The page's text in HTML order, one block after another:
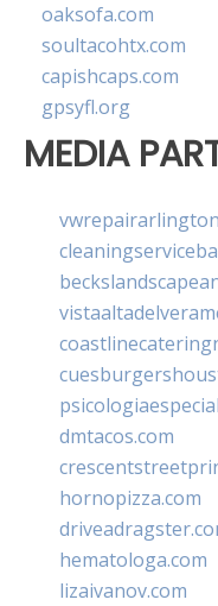
oaksofa.com
soultacohtx.com
capishcaps.com
gpsyfl.org
MEDIA
dmtacos.com
hornopizza.com
hematologa.com
lizaivanov.com